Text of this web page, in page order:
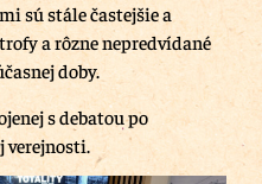
sú stále častejšie a
a rôzne nepredvídané
doby.
s debatou po